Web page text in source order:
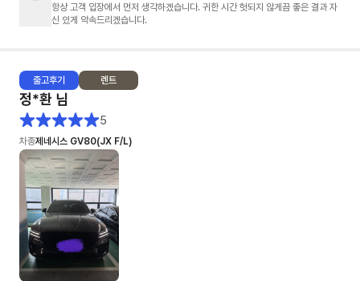
항상 고객 입장에서 먼저 생각하겠습니다. 귀한 시간 헛되지 않게끔 좋은 결과 자
신 있게 약속드리겠습니다.
출고후기 렌트
정*환 님
5
차종제네시스 GV80(JX F/L)